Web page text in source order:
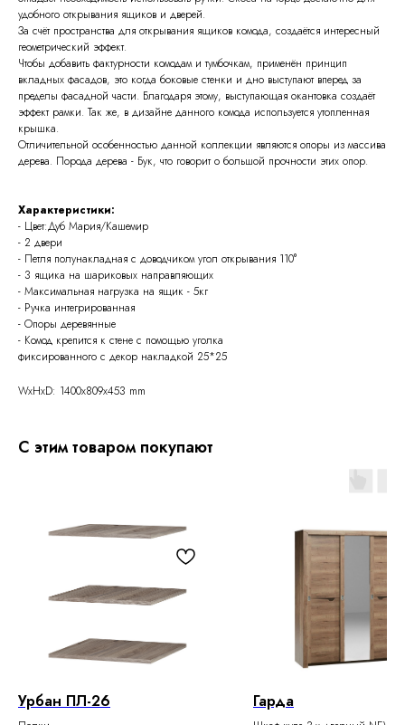
удобного открывания ящиков и дверей.
За счёт пространства для открывания ящиков комода, создаётся интересный
геометрический эффект.
Чтобы добавить фактурности комодам и тумбочкам, применён принцип
вкладных фасадов, это когда боковые стенки и дно выступают вперед за
пределы фасадной части. Благодаря этому, выступающая окантовка создаёт
эффект рамки. Так же, в дизайне данного комода используется утопленная
крышка.
Отличительной особенностью данной коллекции являются опоры из массива
дерева. Порода дерева - Бук, что говорит о большой прочности этих опор.
Характеристики:
- Цвет:Дуб Мария/Кашемир
- 2 двери
- Петля полунакладная с доводчиком угол открывания 110°
- 3 ящика на шариковых направляющих
- Максимальная нагрузка на ящик - 5кг
- Ручка интегрированная
- Опоры деревянные
- Комод крепится к стене с помощью уголка
фиксированного с декор накладкой 25*25
WxHxD: 1400x809x453 mm
С этим товаром покупают
Урбан ПЛ-26 Гарда